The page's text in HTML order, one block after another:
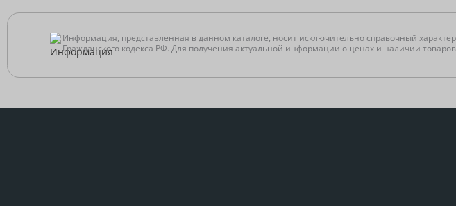
Информация, представленная в данном каталоге, носит исключительно справочный
Гражданского кодекса РФ. Для получения актуальной информации о ценах и наличии